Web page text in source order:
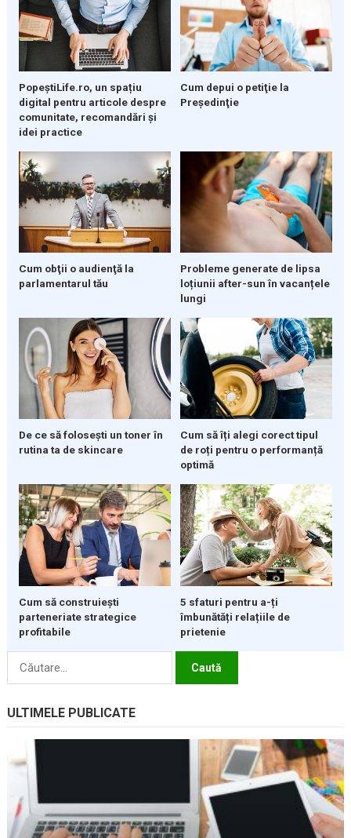
PopeștiLife.ro, un spațiu
digital pentru articole despre
comunitate, recomandări și
idei practice
Cum depui o petiţie la
Preşedinţie
Cum obţii o audienţă la
parlamentarul tău
Probleme generate de lipsa
loțiunii after-sun în vacanțele
lungi
De ce să folosești un toner în
rutina ta de skincare
Cum să îți alegi corect tipul
de roți pentru o performanță
optimă
Cum să construiești
parteneriate strategice
profitabile
5 sfaturi pentru a-ți
îmbunătăți relațiile de
prietenie
Caută
ULTIMELE PUBLICATE